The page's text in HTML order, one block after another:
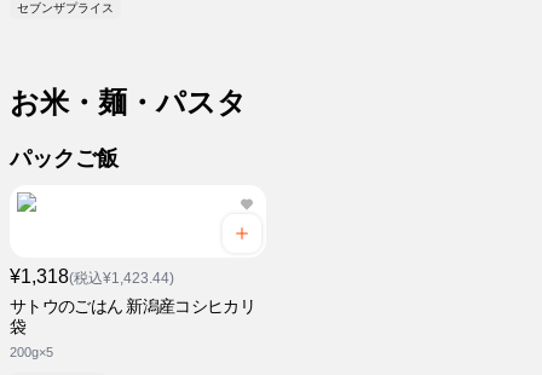
セブンザプライス
お米・麺・パスタ
パックご飯
¥1,318(税込¥1,423.44)
サトウのごはん 新潟産コシヒカリ
袋
200g×5